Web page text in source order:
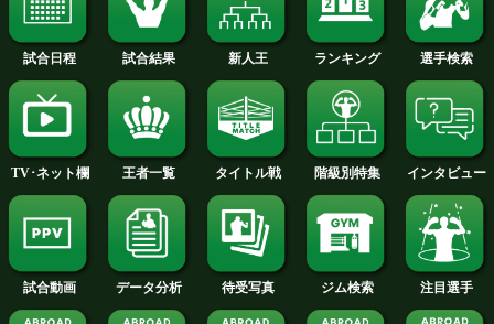
2015年
2014年
2013年